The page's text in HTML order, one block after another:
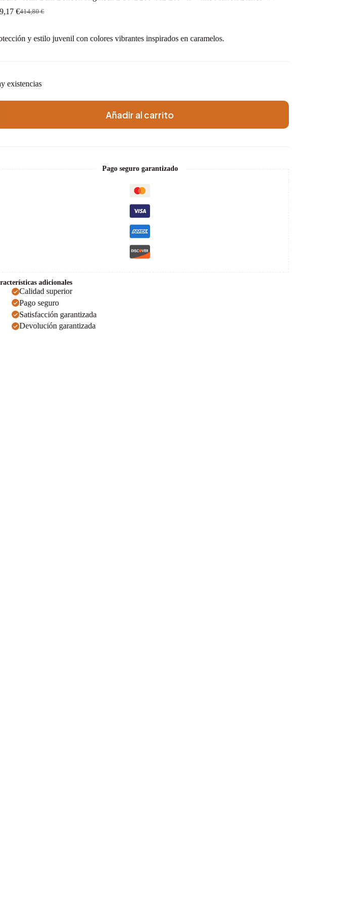
414,80€
El
original
era:
€El
actual
es: y estilo juvenil con colores vibrantes inspirados en caramelos.
existencias
Añadir al carrito
Pago seguro garantizado
adicionales
Calidad superior
Pago seguro
Satisfacción garantizada
Devolución garantizada